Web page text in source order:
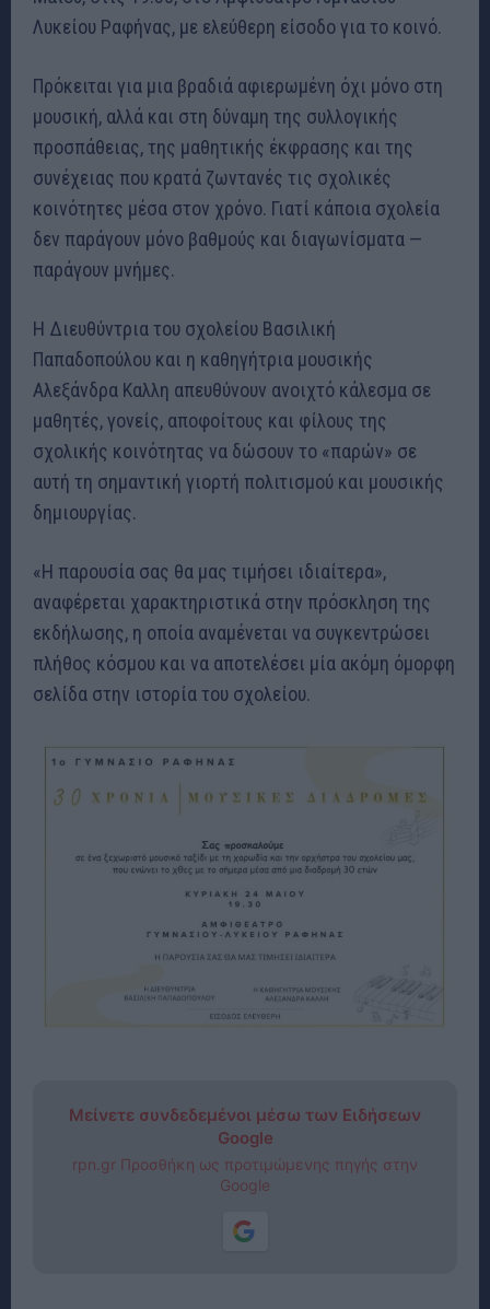
Λυκείου Ραφήνας, με ελεύθερη είσοδο για το κοινό.
Πρόκειται για μια βραδιά αφιερωμένη όχι μόνο στη
μουσική, αλλά και στη δύναμη της συλλογικής
προσπάθειας, της μαθητικής έκφρασης και της
συνέχειας που κρατά ζωντανές τις σχολικές
κοινότητες μέσα στον χρόνο. Γιατί κάποια σχολεία
δεν παράγουν μόνο βαθμούς και διαγωνίσματα —
παράγουν μνήμες.
Η Διευθύντρια του σχολείου Βασιλική
Παπαδοπούλου και η καθηγήτρια μουσικής
Αλεξάνδρα Καλλη απευθύνουν ανοιχτό κάλεσμα σε
μαθητές, γονείς, αποφοίτους και φίλους της
σχολικής κοινότητας να δώσουν το «παρών» σε
αυτή τη σημαντική γιορτή πολιτισμού και μουσικής
δημιουργίας.
«Η παρουσία σας θα μας τιμήσει ιδιαίτερα»,
αναφέρεται χαρακτηριστικά στην πρόσκληση της
εκδήλωσης, η οποία αναμένεται να συγκεντρώσει
πλήθος κόσμου και να αποτελέσει μία ακόμη όμορφη
σελίδα στην ιστορία του σχολείου.
Μείνετε συνδεδεμένοι μέσω των Ειδήσεων
Google
rpn.gr Προσθήκη ως προτιμώμενης πηγής στην
Google